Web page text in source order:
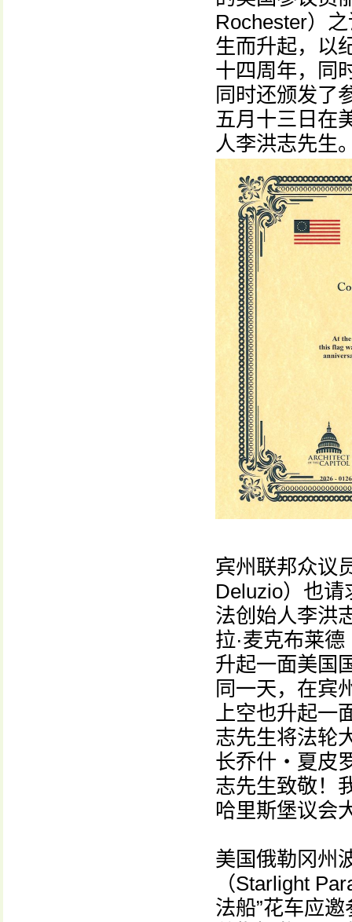
Rochester）
生而升起，以
十四周年，同
同时还颁发了
五月十三日在
人李洪志先生
宾州联邦众议
Deluzio）也
法创始人李洪
拉·麦克布莱
升起一面美国
同一天，在宾
上空也升起一
志先生将法轮
长乔什‧夏皮
志先生致敬！
哈里斯堡议会
美国俄勒冈州
（Starlight
法船”花车应